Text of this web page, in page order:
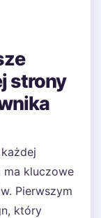
strony
ma kluczowe
Pierwszym
który